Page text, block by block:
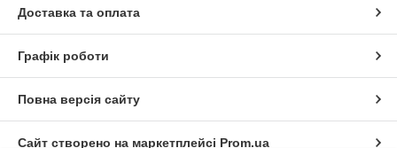
Доставка та оплата
Графік роботи
Повна версія сайту
Сайт створено на маркетплейсі Prom.ua